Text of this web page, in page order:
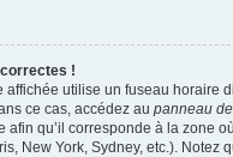
!
affichée utilise un fuseau horaire
ce cas, accédez au panneau
afin qu’il corresponde à la zone
New York, Sydney, etc.). Notez